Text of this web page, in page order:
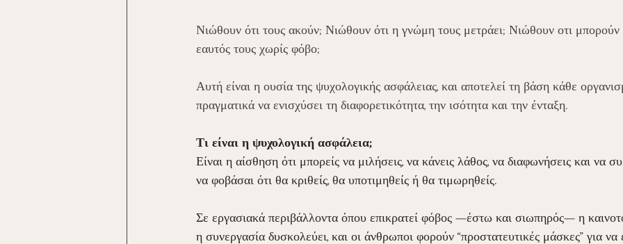
Νιώθουν ότι τους ακούν; Νιώθουν ότι η γνώμη τους μετράει; Νιώθουν οτι μπορούν
εαυτός τους χωρίς φόβο;
Αυτή είναι η ουσία της ψυχολογικής ασφάλειας, και αποτελεί τη βάση κάθε
πραγματικά να ενισχύσει τη διαφορετικότητα, την ισότητα και την ένταξη.
Τι είναι η ψυχολογική ασφάλεια;
Είναι η αίσθηση ότι μπορείς να μιλήσεις, να κάνεις λάθος, να διαφωνήσεις και να
να φοβάσαι ότι θα κριθείς, θα υποτιμηθείς ή θα τιμωρηθείς.
Σε εργασιακά περιβάλλοντα όπου επικρατεί φόβος —έστω και σιωπηρός— η
η συνεργασία δυσκολεύει, και οι άνθρωποι φορούν “προστατευτικές μάσκες” για να